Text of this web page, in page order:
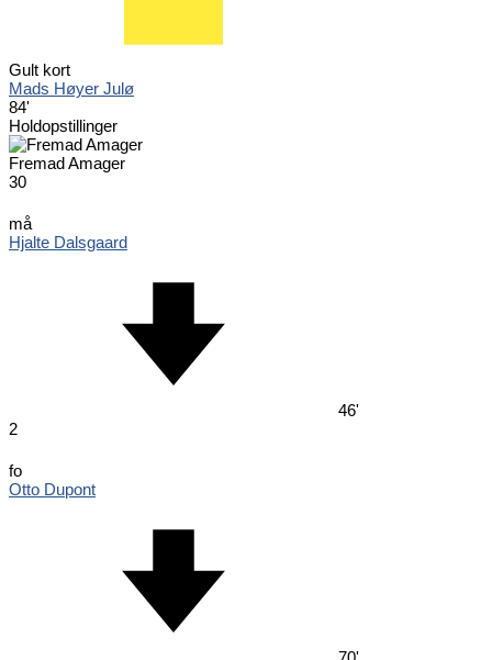
Gult kort
Mads Høyer Julø
84'
Holdopstillinger
Fremad Amager
30
må
Hjalte Dalsgaard
46'
2
fo
Otto Dupont